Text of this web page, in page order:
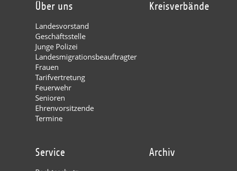
Über uns
Landesvorstand
Geschäftsstelle
Junge Polizei
Landesmigrationsbeauftragter
Frauen
Tarifvertretung
Feuerwehr
Senioren
Ehrenvorsitzende
Termine
Kreisverbände
Service Archiv